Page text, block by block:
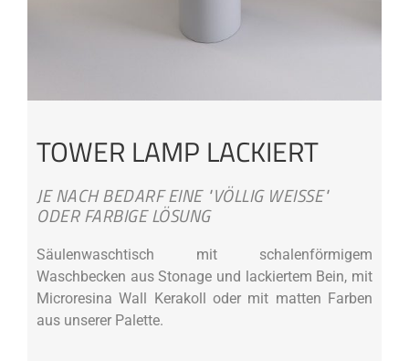
TOWER LAMP LACKIERT
JE NACH BEDARF EINE "VÖLLIG WEISSE" O
DER FARBIGE LÖSUNG
Säulenwaschtisch mit schalenförmigem
Waschbecken aus Stonage und lackiertem Bein, mit
Microresina Wall Kerakoll oder mit matten Farben
aus unserer Palette.